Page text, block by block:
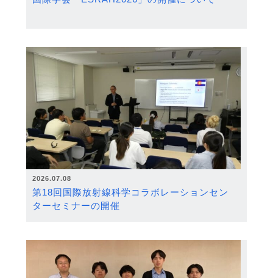
2026.07.08
第18回国際放射線科学コラボレーションセン
ターセミナーの開催